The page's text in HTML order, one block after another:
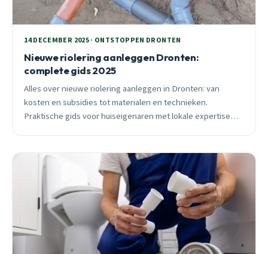
14 DECEMBER 2025 · ONTSTOPPEN DRONTEN
Nieuwe riolering aanleggen Dronten:
complete gids 2025
Alles over nieuwe riolering aanleggen in Dronten: van
kosten en subsidies tot materialen en technieken.
Praktische gids voor huiseigenaren met lokale expertise